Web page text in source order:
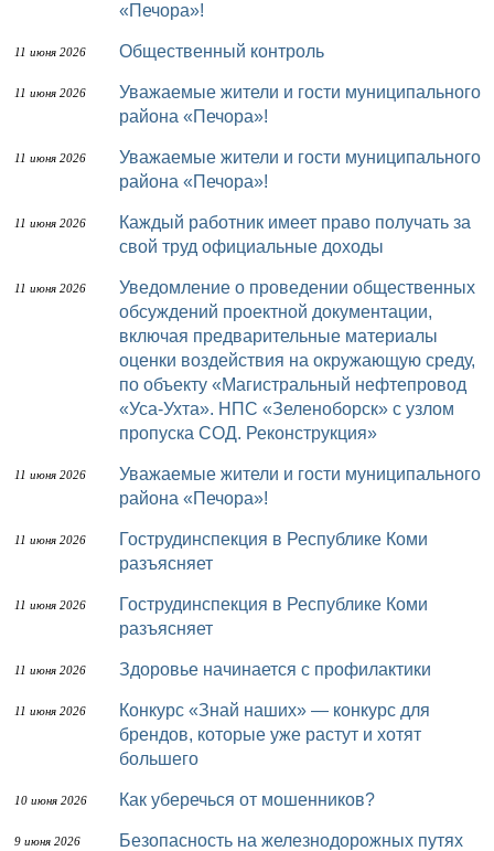
«Печора»!
11 июня 2026 Общественный контроль
11 июня 2026
Уважаемые жители и гости муниципального
района «Печора»!
11 июня 2026
Уважаемые жители и гости муниципального
района «Печора»!
11 июня 2026
Каждый работник имеет право получать за
свой труд официальные доходы
11 июня 2026
Уведомление о проведении общественных
обсуждений проектной документации,
включая предварительные материалы
оценки воздействия на окружающую среду,
по объекту «Магистральный нефтепровод
«Уса-Ухта». НПС «Зеленоборск» с узлом
пропуска СОД. Реконструкция»
11 июня 2026
Уважаемые жители и гости муниципального
района «Печора»!
11 июня 2026
Гострудинспекция в Республике Коми
разъясняет
11 июня 2026
Гострудинспекция в Республике Коми
разъясняет
11 июня 2026 Здоровье начинается с профилактики
11 июня 2026
Конкурс «Знай наших» — конкурс для
брендов, которые уже растут и хотят
большего
10 июня 2026 Как уберечься от мошенников?
9 июня 2026 Безопасность на железнодорожных путях